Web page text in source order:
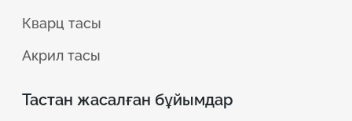
Кварц тасы
Акрил тасы
Тастан жасалған бұйымдар